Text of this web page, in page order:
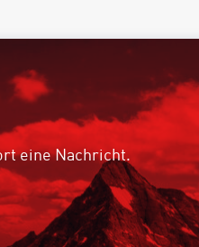
eine Nachricht.